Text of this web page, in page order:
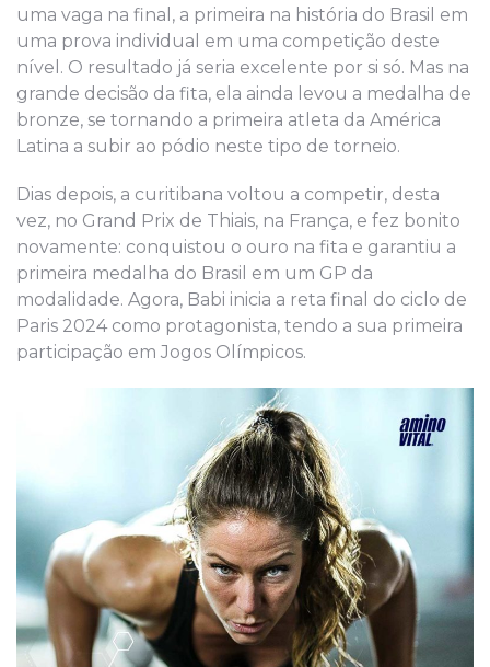
uma vaga na final, a primeira na história do Brasil em
uma prova individual em uma competição deste
nível. O resultado já seria excelente por si só. Mas na
grande decisão da fita, ela ainda levou a medalha de
bronze, se tornando a primeira atleta da América
Latina a subir ao pódio neste tipo de torneio.
Dias depois, a curitibana voltou a competir, desta
vez, no Grand Prix de Thiais, na França, e fez bonito
novamente: conquistou o ouro na fita e garantiu a
primeira medalha do Brasil em um GP da
modalidade. Agora, Babi inicia a reta final do ciclo de
Paris 2024 como protagonista, tendo a sua primeira
participação em Jogos Olímpicos.